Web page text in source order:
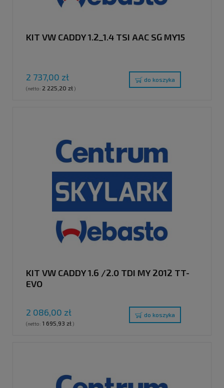
KIT VW CADDY 1.2_1.4 TSI AAC SG MY15
2 737,00 zł
(netto: 2 225,20 zł)
do koszyka
KIT VW CADDY 1.6 /2.0 TDI MY 2012 TT-
EVO
2 086,00 zł
(netto: 1 695,93 zł)
do koszyka